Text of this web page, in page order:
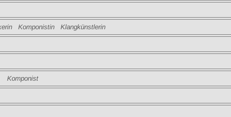
Komponistin Klangkünstlerin
Komponist